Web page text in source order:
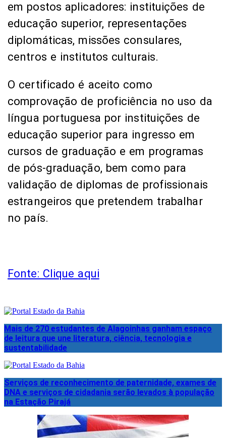
em postos aplicadores: instituições de
educação superior, representações
diplomáticas, missões consulares,
centros e institutos culturais.
O certificado é aceito como
comprovação de proficiência no uso da
língua portuguesa por instituições de
educação superior para ingresso em
cursos de graduação e em programas
de pós-graduação, bem como para
validação de diplomas de profissionais
estrangeiros que pretendem trabalhar
no país.
Fonte: Clique aqui
Mais de 270 estudantes de Alagoinhas ganham espaço
de leitura que une literatura, ciência, tecnologia e
sustentabilidade
Serviços de reconhecimento de paternidade, exames de
DNA e serviços de cidadania serão levados à população
na Estação Pirajá